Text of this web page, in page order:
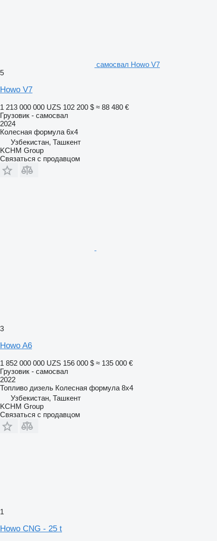
самосвал Howo V7
5
Howo V7
1 213 000 000 UZS 102 200 $ ≈ 88 480 €
Грузовик - самосвал
2024
Колесная формула 6x4
Узбекистан, Ташкент
KCHM Group
Связаться с продавцом
3
Howo A6
1 852 000 000 UZS 156 000 $ ≈ 135 000 €
Грузовик - самосвал
2022
Топливо дизель Колесная формула 8x4
Узбекистан, Ташкент
KCHM Group
Связаться с продавцом
1
Howo CNG - 25 t